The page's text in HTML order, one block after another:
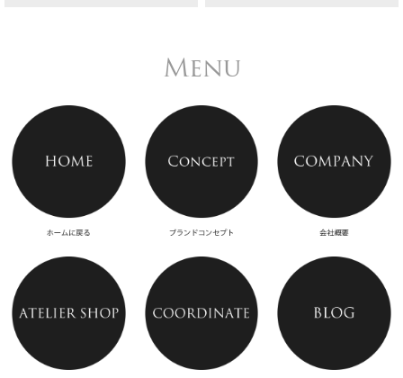
Menu